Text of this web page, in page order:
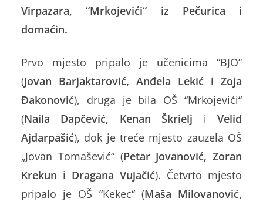
Virpazara, “Mrkojevići“ iz Pečurica i
domaćin.
Prvo mjesto pripalo je učenicima “BJO”
(Jovan Barjaktarović, Anđela Lekić i Zoja
Đakonović), druga je bila OŠ “Mrkojevići“
(Naila Dapčević, Kenan Škrielj iVelid
Ajdarpašić), dok je treće mjesto zauzela OŠ
„Jovan Tomašević“ (Petar Jovanović, Zoran
Krekun i Dragana Vujačić). Četvrto mjesto
pripalo je OŠ “Kekec“ (Maša Milovanović,